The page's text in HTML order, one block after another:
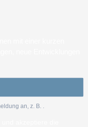
an, z. B. .